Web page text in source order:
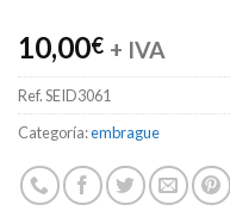
10,00€ + IVA
Ref.SEID3061
Categoría:embrague